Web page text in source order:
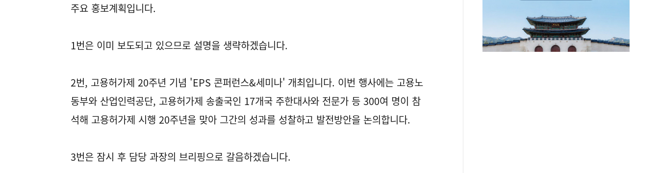
주요 홍보계획입니다.
1번은 이미 보도되고 있으므로 설명을 생략하겠습니다.
2번, 고용허가제 20주년 기념 'EPS 콘퍼런스&세미나' 개최입니다. 이번 행사에는 고용노
동부와 산업인력공단, 고용허가제 송출국인 17개국 주한대사와 전문가 등 300여 명이 참
석해 고용허가제 시행 20주년을 맞아 그간의 성과를 성찰하고 발전방안을 논의합니다.
3번은 잠시 후 담당 과장의 브리핑으로 갈음하겠습니다.